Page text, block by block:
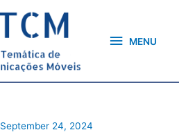
MENU
September 24, 2024